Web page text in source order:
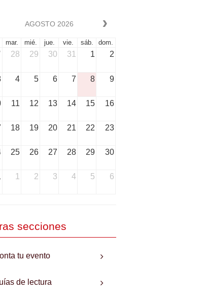
AGOSTO 2026
mar. mié. jue. vie. sáb. dom.
28 29 30 31 1 2
4 5 6 7 8 9
11 12 13 14 15 16
18 19 20 21 22 23
25 26 27 28 29 30
1 2 3 4 5 6
secciones
tu evento
de lectura